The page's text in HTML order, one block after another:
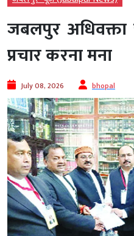
जबलपुर
प्रचार करना मना
July 08, 2026 bhopal